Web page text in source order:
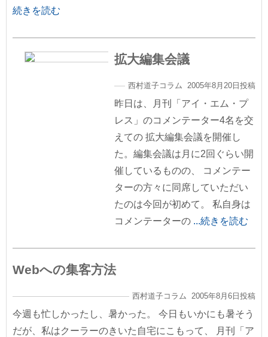
続きを読む
拡大編集会議
西村道子コラム 2005年8月20日投稿
昨日は、月刊「アイ・エム・プ
レス」のコメンテーター4名を交
えての 拡大編集会議を開催し
た。編集会議は月に2回ぐらい開
催しているものの、 コメンテー
ターの方々に同席していただい
たのは今回が初めて。 私自身は
コメンテーターの ...続きを読む
Webへの集客方法
西村道子コラム 2005年8月6日投稿
今週も忙しかったし、暑かった。 今日もいかにも暑そう
だが、私はクーラーのきいた自宅にこもって、 月刊「ア